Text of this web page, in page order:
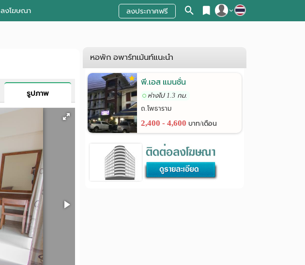
ลงโฆษณา ลงประกาศฟรี
รูปภาพ
หอพัก อพาร์ทเม้นท์แนะนำ
พี.เอส แมนชั่น
ห่างไป 1.3 กม.
ถ.โพธาราม
2,400 - 4,600 บาท/เดือน